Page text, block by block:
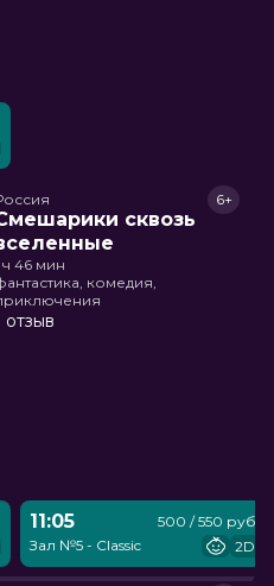
сквозь
6+
ч 46 мин
комедия,
отзыв
11:05
Зал №5 - Classic
500 / 550 руб.
2D